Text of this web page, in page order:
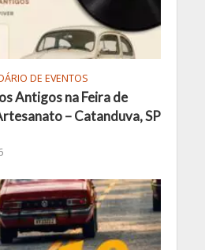
DE EVENTOS
Antigos na Feira de
– Catanduva, SP